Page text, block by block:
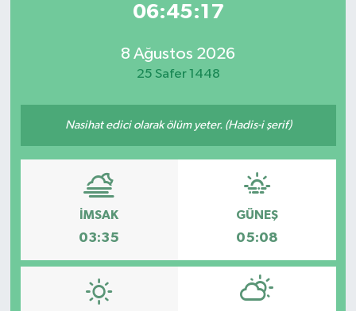
06:45:17
8 Ağustos 2026
25 Safer 1448
Nasihat edici olarak ölüm yeter. (Hadis-i şerif)
İMSAK
03:35
GÜNEŞ
05:08